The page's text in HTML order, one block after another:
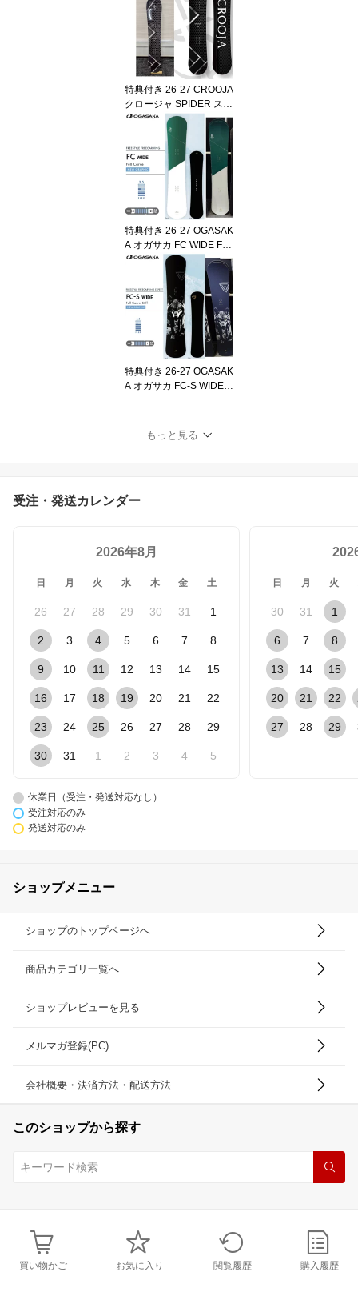
端翔兵 中川智貴 スノー
ボード SNOWBOARD ボ
ード 板 正規品 2026-202
7 ご予約商品
特典付き 26-27 CROOJA
クロージャ SPIDER スパ
イダー グラトリ ハイブ
リッドWキャンバー 江端
翔兵 中川智貴 スノーボ
ード SNOWBOARD ボー
ド 板 正規品 2026-2027
ご予約商品
特典付き 26-27 OGASAK
A オガサカ FC WIDE Full
Carve ワイド セミハンマ
ー カービング スノーボ
ード SNOWBOARD ボー
ド 板 日本正規品 2026-2
027 ご予約商品
特典付き 26-27 OGASAK
A オガサカ FC-S WIDE F
本優子 堀博 使用モデル
スノーボード SNOWBO
もっと見る
受注・発送カレンダー
2026年8月
日 月 火 水 木 金 土
26 27 28 29 30 31 1
2 3 4 5 6 7 8
9 10 11 12 13 14 15
16 17 18 19 20 21 22
23 24 25 26 27 28 29
30 31 1 2 3 4 5
日 月 火
30 31 1
6 7 8
13 14 15
20 21 22
27 28 29
休業日（受注・発送対応なし）
受注対応のみ
発送対応のみ
ショップメニュー
ショップのトップページへ
商品カテゴリ一覧へ
ショップレビューを見る
メルマガ登録(PC)
会社概要・決済方法・配送方法
このショップから探す
買い物かご お気に入り 閲覧履歴 購入履歴